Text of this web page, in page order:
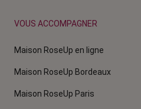
VOUS ACCOMPAGNER
Maison RoseUp en ligne
Maison RoseUp Bordeaux
Maison RoseUp Paris